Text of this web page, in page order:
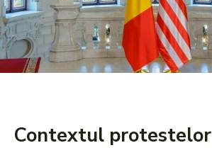
Contextul protestelor